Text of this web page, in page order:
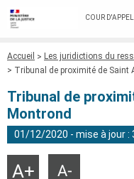
COUR
Fil
d'Ariane
Accueil Les juridictions du
Tribunal de proximité de Saint
Tribunal de
Montrond
01/12/2020 - mise à jour :
Agrandir Réduire